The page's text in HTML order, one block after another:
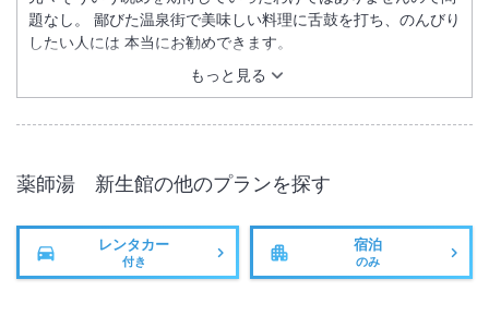
もっと見る
題なし。 鄙びた温泉街で美味しい料理に舌鼓を打ち、のんびり
したい人には 本当にお勧めできます。
薬師湯 新生館の他のプランを探す
レンタカー
付き
宿泊
のみ